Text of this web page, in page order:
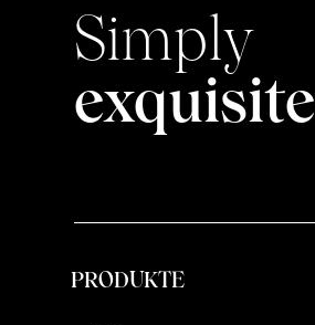
Simply
exquisite
PRODUKTE